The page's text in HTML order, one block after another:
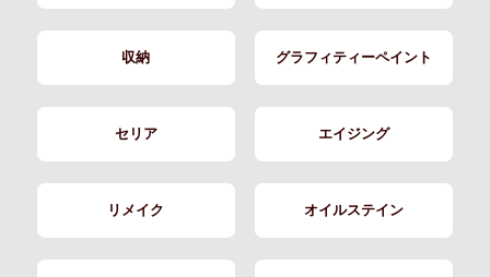
収納 グラフィティーペイント
セリア エイジング
リメイク オイルステイン